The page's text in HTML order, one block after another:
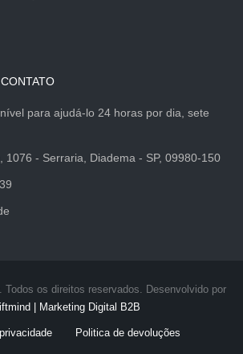
para ajudá-lo 24 horas por dia, sete
1076 - Serraria, Diadema - SP, 09980-150
os direitos reservados. Desenvolvido por
| Marketing Digital B2B
Politica de devoluções